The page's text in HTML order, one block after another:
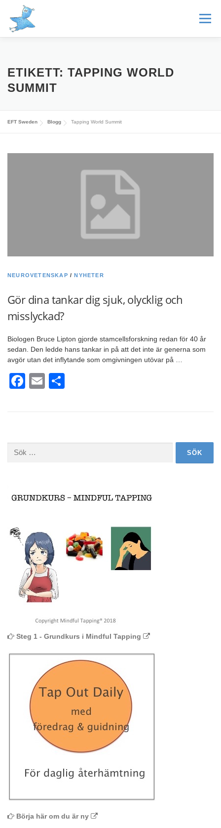
innehåll
Meny
ENERGIPSYKOLOGI
ETIKETT: TAPPING WORLD
SUMMIT
EFT Sweden Blogg Tapping World Summit
NEUROVETENSKAP /NYHETER
Gör dina tankar dig sjuk, olycklig och
misslyckad?
Biologen Bruce Lipton gjorde stamcellsforskning redan för 40 år
sedan. Den ledde hans tankar in på att det inte är generna som
avgör utan det inflytande som omgivningen utövar på …
Facebook
Email
efter:
Steg 1 - Grundkurs i Mindful Tapping
Börja här om du är ny